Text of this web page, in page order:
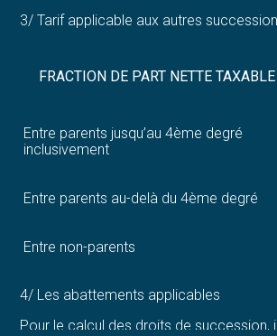
3/ Tarif applicable aux autres
FRACTION DE PART NETTE TAXABLE
Entre parents jusqu’au 4ème degré
inclusivement
Entre parents au-delà du 4ème degré
Entre non-parents
4/ Les abattements applicables
Pour le calcul des droits de succession,